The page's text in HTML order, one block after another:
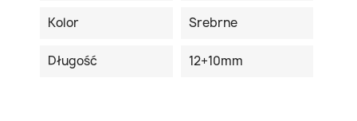
Kolor Srebrne
Długość 12+10mm